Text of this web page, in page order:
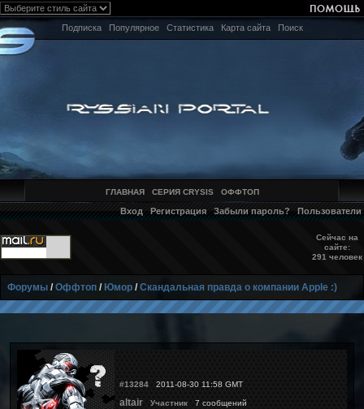
Подписка Популярное Статистика Карта сайта Поиск
ГЛАВНАЯ СЕРИЯ CRYSIS ОФФТОП
Вход Регистрация Забыли пароль? Пользователи
Сейчас на
сайте:
291 человек
Форумы /Оффтоп / Юмор /Скандальная правда о компании Apple :)
#13284 2011-08-30 11:58 GMT
altair Участник 7 сообщений